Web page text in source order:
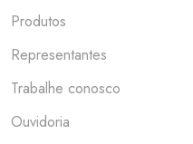
Produtos
Representantes
Trabalhe conosco
Ouvidoria